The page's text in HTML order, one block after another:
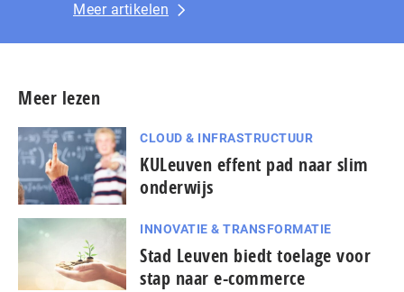
Meer artikelen
Meer lezen
CLOUD & INFRASTRUCTUUR
KULeuven effent pad naar slim
onderwijs
INNOVATIE & TRANSFORMATIE
Stad Leuven biedt toelage voor
stap naar e-commerce